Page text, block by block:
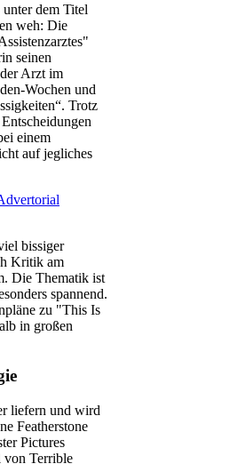
dem Titel
weh: Die
seinen
Arzt im
Wochen und
Trotz
einem
auf jegliches
bissiger
Kritik am
Die Thematik ist
spannend.
zu "This Is
in großen
liefern und wird
Featherstone
Pictures
von Terrible